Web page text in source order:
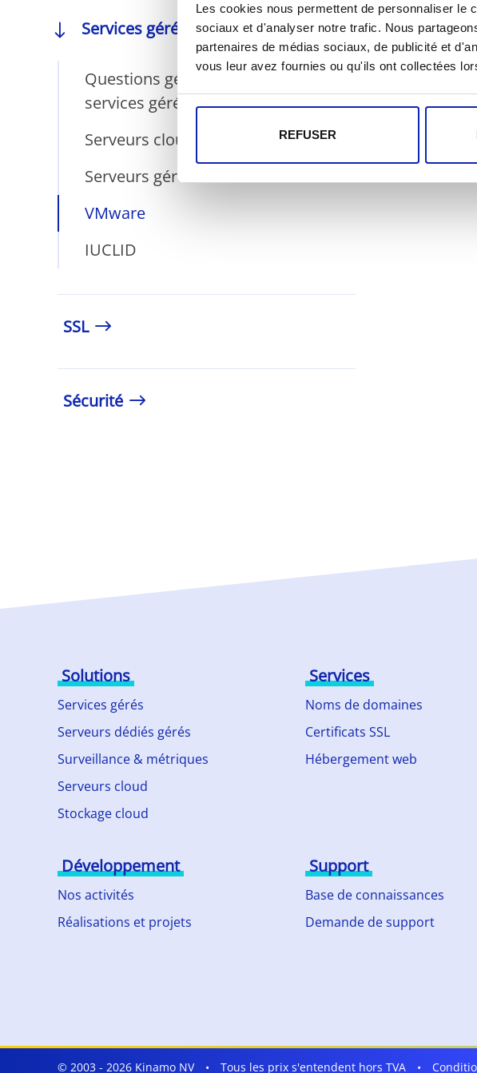
Les cookies nous permettent de personnaliser le
sociaux et d'analyser notre trafic. Nous
partenaires de médias sociaux, de publicité et
vous leur avez fournies ou qu'ils ont collectées
REFUSER
Services gérés
Questions générales sur les
services gérés
Serveurs cloud
Serveurs gérés
VMware
IUCLID
SSL
Sécurité
Solutions
Services gérés
Serveurs dédiés gérés
Surveillance & métriques
Serveurs cloud
Stockage cloud
Services
Noms de domaines
Certificats SSL
Hébergement web
Développement
Nos activités
Réalisations et projets
Support
Base de connaissances
Demande de support
© 2003 - 2026 Kinamo NV • Tous les prix s'entendent hors TVA •